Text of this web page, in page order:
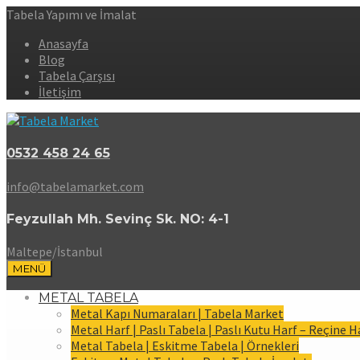
Tabela Yapımı ve İmalat
Anasayfa
Blog
Tabela Çarşısı
İletişim
0532 458 24 65
info@tabelamarket.com
Feyzullah Mh. Sevinç Sk. NO: 4-1
Maltepe/İstanbul
MENÜ
METAL TABELA
Metal Kapı Numaraları | Tabela Market
Metal Harf | Paslı Tabela | Paslı Kutu Harf – Reçine
Metal Tabela | Eskitme Tabela | Örnekleri